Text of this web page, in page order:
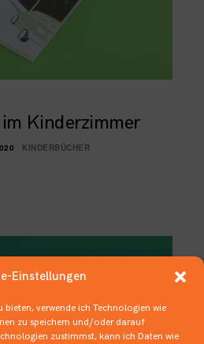
Einstellungen
verwende ich Technologien wie
zu speichern und/oder darauf
zustimmst, kann ich Daten wie
Kinderzimmer
KINDERBÜCHER